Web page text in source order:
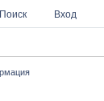
Поиск Вход